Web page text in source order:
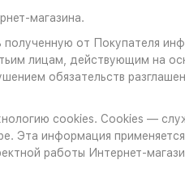
магазина.
полученную от Покупателя
лицам, действующим на
обязательств
cookies. Cookies —
Эта информация
работы Интернет-